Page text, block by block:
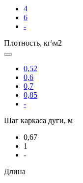
4
6
-
Плотность, кг\м2
0,52
0,6
0,7
0,85
-
Шаг каркаса дуги, м
0,67
1
-
Длина